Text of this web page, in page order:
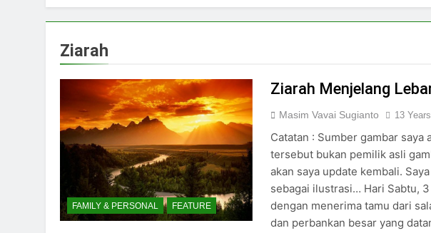
Ziarah
FAMILY & PERSONAL FEATURE
Ziarah Menjelang
Masim Vavai Sugianto 13
Catatan : Sumber gambar
tersebut bukan pemilik asli
akan saya update kembali.
sebagai ilustrasi… Hari Sabtu,
dengan menerima tamu dari
dan perbankan besar yang